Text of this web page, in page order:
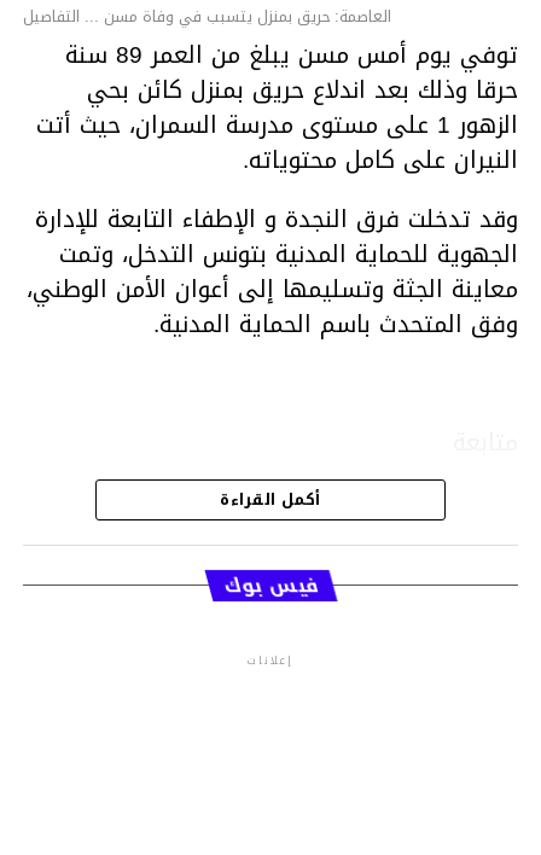
العاصمة: حريق بمنزل يتسبب في وفاة مسن ... التفاصيل
توفي يوم أمس مسن يبلغ من العمر 89 سنة
حرقا وذلك بعد اندلاع حريق بمنزل كائن بحي
الزهور 1 على مستوى مدرسة السمران، حيث أتت
النيران على كامل محتوياته.
وقد تدخلت فرق النجدة و الإطفاء التابعة للإدارة
الجهوية للحماية المدنية بتونس التدخل، وتمت
معاينة الجثة وتسليمها إلى أعوان الأمن الوطني،
وفق المتحدث باسم الحماية المدنية.
قسم الاخبار
أكمل القراءة
فيس بوك
إعلانات